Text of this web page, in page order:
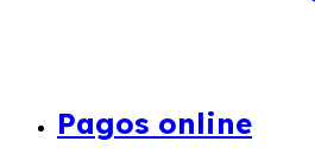
Pagos online